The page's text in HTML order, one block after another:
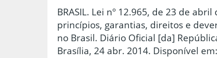
BRASIL. Lei nº 12.965, de 23 de
princípios, garantias, direitos e
no Brasil. Diário Oficial [da]
Brasília, 24 abr. 2014. Disponível